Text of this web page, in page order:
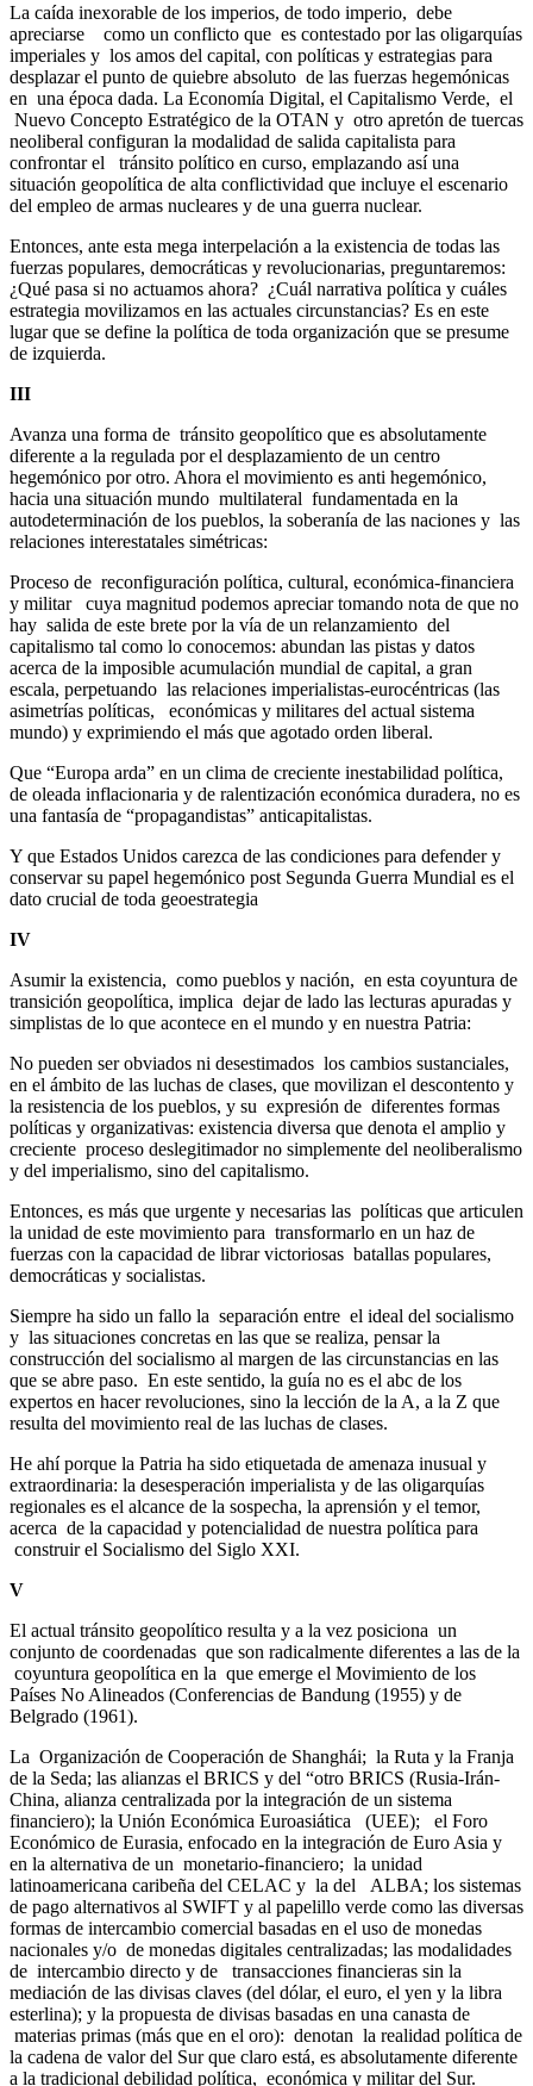
La caída inexorable de los imperios, de todo imperio, debe
apreciarse como un conflicto que es contestado por las oligarquías
imperiales y los amos del capital, con políticas y estrategias para
desplazar el punto de quiebre absoluto de las fuerzas hegemónicas
en una época dada. La Economía Digital, el Capitalismo Verde, el
Nuevo Concepto Estratégico de la OTAN y otro apretón de tuercas
neoliberal configuran la modalidad de salida capitalista para
confrontar el tránsito político en curso, emplazando así una
situación geopolítica de alta conflictividad que incluye el escenario
del empleo de armas nucleares y de una guerra nuclear.
Entonces, ante esta mega interpelación a la existencia de todas las
fuerzas populares, democráticas y revolucionarias, preguntaremos:
¿Qué pasa si no actuamos ahora? ¿Cuál narrativa política y cuáles
estrategia movilizamos en las actuales circunstancias? Es en este
lugar que se define la política de toda organización que se presume
de izquierda.
III
Avanza una forma de tránsito geopolítico que es absolutamente
diferente a la regulada por el desplazamiento de un centro
hegemónico por otro. Ahora el movimiento es anti hegemónico,
hacia una situación mundo multilateral fundamentada en la
autodeterminación de los pueblos, la soberanía de las naciones y las
relaciones interestatales simétricas:
Proceso de reconfiguración política, cultural, económica-financiera
y militar cuya magnitud podemos apreciar tomando nota de que no
hay salida de este brete por la vía de un relanzamiento del
capitalismo tal como lo conocemos: abundan las pistas y datos
acerca de la imposible acumulación mundial de capital, a gran
escala, perpetuando las relaciones imperialistas-eurocéntricas (las
asimetrías políticas, económicas y militares del actual sistema
mundo) y exprimiendo el más que agotado orden liberal.
Que “Europa arda” en un clima de creciente inestabilidad política,
de oleada inflacionaria y de ralentización económica duradera, no es
una fantasía de “propagandistas” anticapitalistas.
Y que Estados Unidos carezca de las condiciones para defender y
conservar su papel hegemónico post Segunda Guerra Mundial es el
dato crucial de toda geoestrategia
IV
Asumir la existencia, como pueblos y nación, en esta coyuntura de
transición geopolítica, implica dejar de lado las lecturas apuradas y
simplistas de lo que acontece en el mundo y en nuestra Patria:
No pueden ser obviados ni desestimados los cambios sustanciales,
en el ámbito de las luchas de clases, que movilizan el descontento y
la resistencia de los pueblos, y su expresión de diferentes formas
políticas y organizativas: existencia diversa que denota el amplio y
creciente proceso deslegitimador no simplemente del neoliberalismo
y del imperialismo, sino del capitalismo.
Entonces, es más que urgente y necesarias las políticas que articulen
la unidad de este movimiento para transformarlo en un haz de
fuerzas con la capacidad de librar victoriosas batallas populares,
democráticas y socialistas.
Siempre ha sido un fallo la separación entre el ideal del socialismo
y las situaciones concretas en las que se realiza, pensar la
construcción del socialismo al margen de las circunstancias en las
que se abre paso. En este sentido, la guía no es el abc de los
expertos en hacer revoluciones, sino la lección de la A, a la Z que
resulta del movimiento real de las luchas de clases.
He ahí porque la Patria ha sido etiquetada de amenaza inusual y
extraordinaria: la desesperación imperialista y de las oligarquías
regionales es el alcance de la sospecha, la aprensión y el temor,
acerca de la capacidad y potencialidad de nuestra política para
construir el Socialismo del Siglo XXI.
V
El actual tránsito geopolítico resulta y a la vez posiciona un
conjunto de coordenadas que son radicalmente diferentes a las de la
coyuntura geopolítica en la que emerge el Movimiento de los
Países No Alineados (Conferencias de Bandung (1955) y de
Belgrado (1961).
La Organización de Cooperación de Shanghái; la Ruta y la Franja
de la Seda; las alianzas el BRICS y del “otro BRICS (Rusia-Irán-
China, alianza centralizada por la integración de un sistema
financiero); la Unión Económica Euroasiática (UEE); el Foro
Económico de Eurasia, enfocado en la integración de Euro Asia y
en la alternativa de un monetario-financiero; la unidad
latinoamericana caribeña del CELAC y la del ALBA; los sistemas
de pago alternativos al SWIFT y al papelillo verde como las diversas
formas de intercambio comercial basadas en el uso de monedas
nacionales y/o de monedas digitales centralizadas; las modalidades
de intercambio directo y de transacciones financieras sin la
mediación de las divisas claves (del dólar, el euro, el yen y la libra
esterlina); y la propuesta de divisas basadas en una canasta de
materias primas (más que en el oro): denotan la realidad política de
la cadena de valor del Sur que claro está, es absolutamente diferente
a la tradicional debilidad política, económica y militar del Sur.